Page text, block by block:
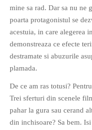
Clasicul „Despre mine…”
Contact
Descarca povestirea Floare
Albastra!
Download 101 Movie
Victor Sosea –
mine sa rad. Dar sa nu ne
poarta protagonistul se
acestuia, in care alegerea
demonstreaza ce efecte
destramate si abuzurile
plamada.
De ce am ras totusi?
Trei sferturi din scenele
pahar la gura sau cerand
din inchisoare? Sa bem. Isi